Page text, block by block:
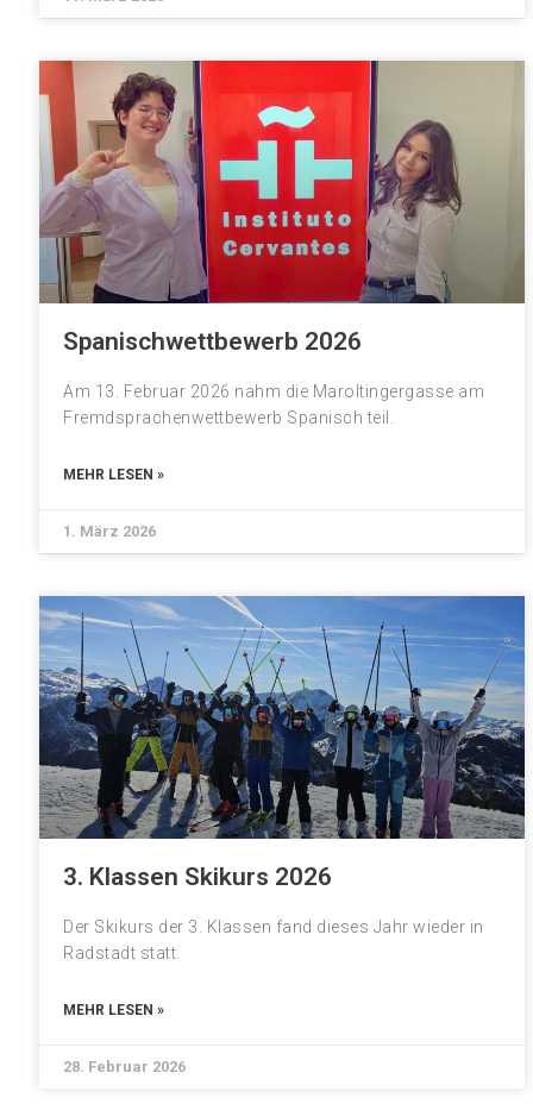
Spanischwettbewerb 2026
Am 13. Februar 2026 nahm die Maroltingergasse am
Fremdsprachenwettbewerb Spanisch teil.
MEHR LESEN »
1. März 2026
3. Klassen Skikurs 2026
Der Skikurs der 3. Klassen fand dieses Jahr wieder in
Radstadt statt.
MEHR LESEN »
28. Februar 2026